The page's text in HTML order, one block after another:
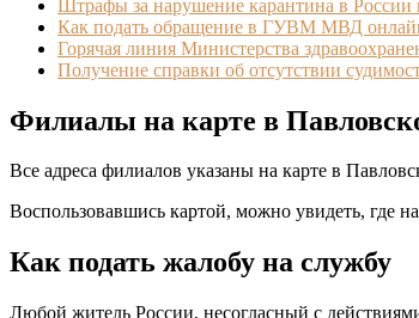
Штрафы за нарушение карантина в России
Как подать обращение в ГУВМ МВД
Горячая линия Министерства
Получение справки об отсутствии
Филиалы на карте в
Все адреса филиалов указаны на карте в
Воспользовавшись картой, можно увидеть, где
Как подать жалобу на службу
Любой житель России, несогласный с